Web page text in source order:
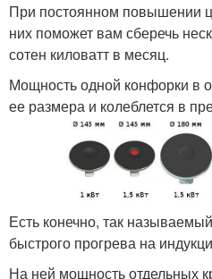
При постоянном повышении
них поможет вам сберечь
сотен киловатт в месяц.
Мощность одной конфорки в
ее размера и колеблется в
Есть конечно, так
быстрого прогрева на
На ней мощность отдельных